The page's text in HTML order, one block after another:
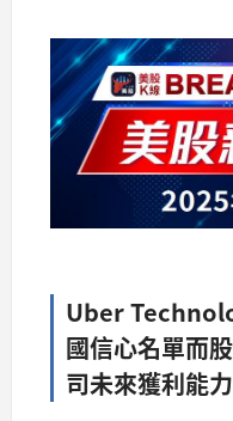
Uber
國信心名單而
司未來獲利能